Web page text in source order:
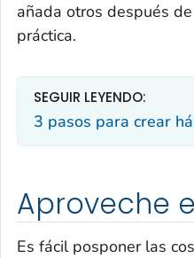
añada otros después
práctica.
SEGUIR LEYENDO:
3 pasos para crear
Aproveche
Es fácil posponer las